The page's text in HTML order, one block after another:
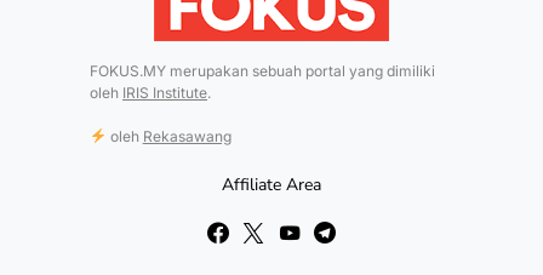
FOKUS.MY merupakan sebuah portal yang dimiliki
oleh IRIS Institute.
oleh Rekasawang
Affiliate Area